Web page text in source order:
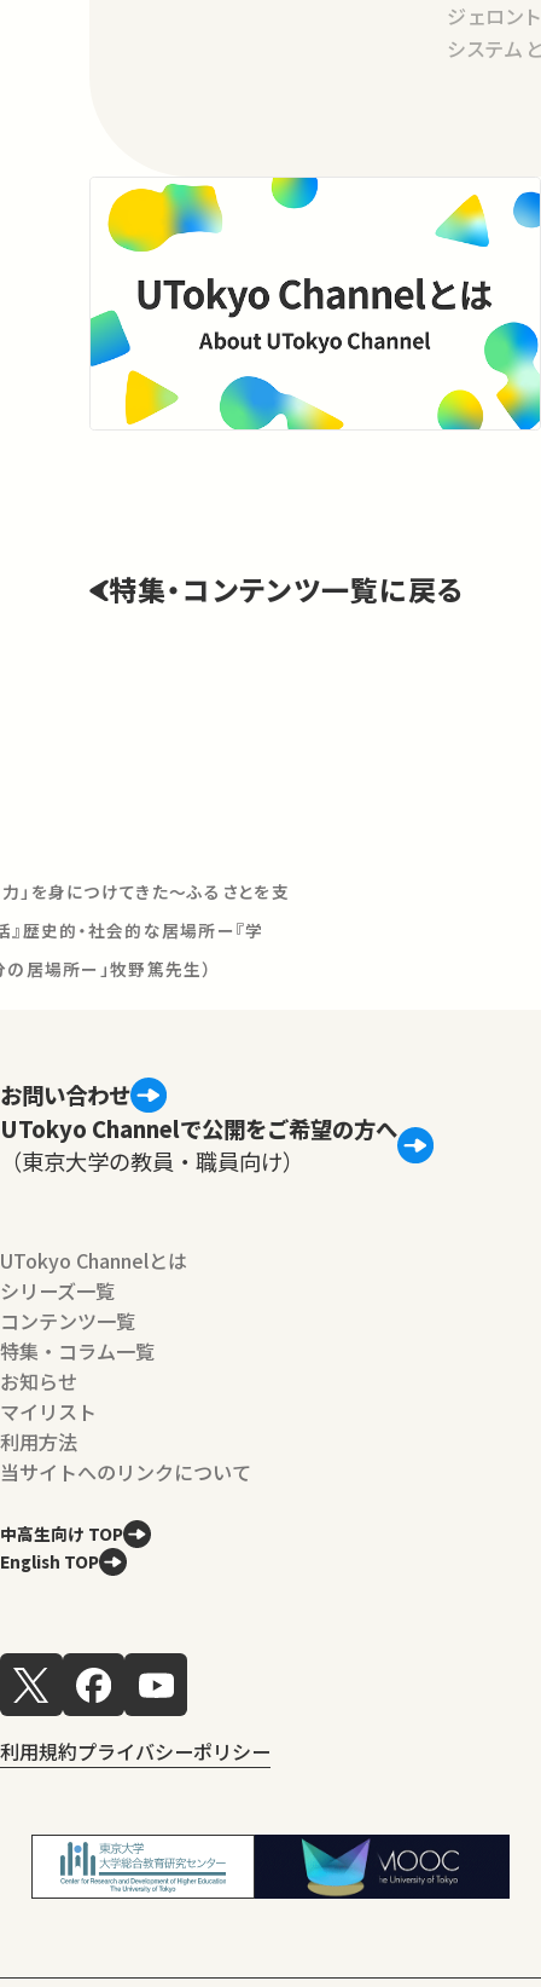
ジェロン
システム
特集・コンテンツ一覧に戻る
」を身につけてきた〜ふるさとを支
』歴史的・社会的な居場所ー『学
の居場所ー」牧野篤先生）
お問い合わせ
UTokyo Channelで公開をご希望の方へ
（東京大学の教員・職員向け）
UTokyo Channelとは
シリーズ一覧
コンテンツ一覧
特集・コラム一覧
お知らせ
マイリスト
利用方法
当サイトへのリンクについて
中高生向け TOP
English TOP
利用規約プライバシーポリシー